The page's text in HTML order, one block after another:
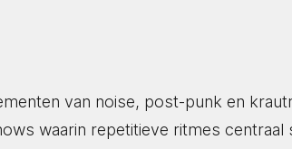
van noise, post-punk en
waarin repetitieve ritmes